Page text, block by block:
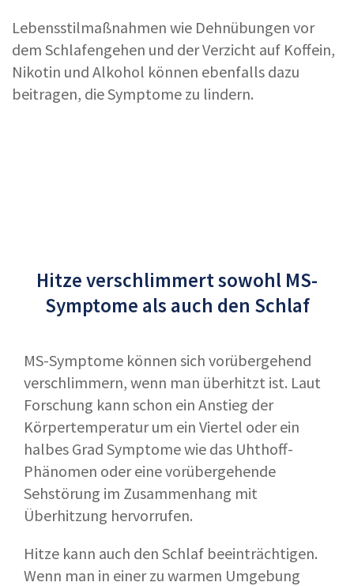
Lebensstilmaßnahmen wie Dehnübungen vor
dem Schlafengehen und der Verzicht auf Koffein,
Nikotin und Alkohol können ebenfalls dazu
beitragen, die Symptome zu lindern.
Hitze verschlimmert sowohl MS-
Symptome als auch den Schlaf
MS-Symptome können sich vorübergehend
verschlimmern, wenn man überhitzt ist. Laut
Forschung kann schon ein Anstieg der
Körpertemperatur um ein Viertel oder ein
halbes Grad Symptome wie das Uhthoff-
Phänomen oder eine vorübergehende
Sehstörung im Zusammenhang mit
Überhitzung hervorrufen.
Hitze kann auch den Schlaf beeinträchtigen.
Wenn man in einer zu warmen Umgebung